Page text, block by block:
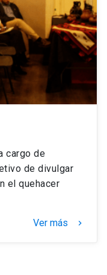
cargo de
de divulgar
el quehacer
Ver más keyboard_arrow_right